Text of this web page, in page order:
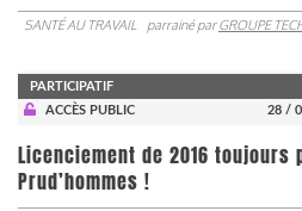
SANTÉ AU TRAVAIL parrainé parGROUPE
PARTICIPATIF
ACCÈS PUBLIC
28 /
Licenciement de 2016 toujours
Prud’hommes !